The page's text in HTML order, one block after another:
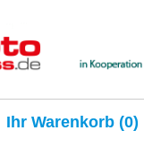
Ihr Warenkorb (0)